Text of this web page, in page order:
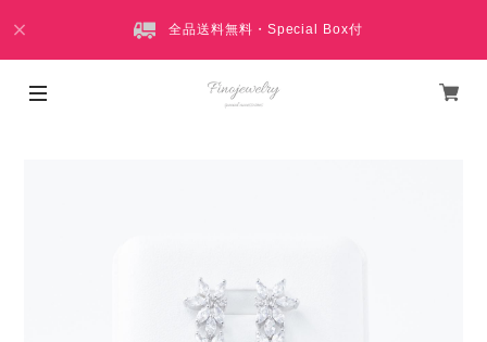
全品送料無料・Special Box付